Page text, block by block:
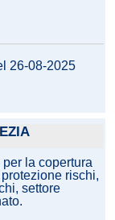
26-08-2025
la copertura
rischi,
settore